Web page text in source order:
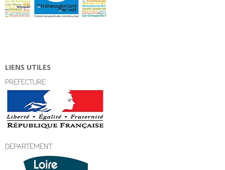
LIENS UTILES
PREFECTURE
DEPARTEMENT